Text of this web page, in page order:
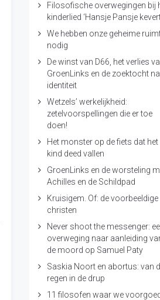
Filosofische overwegingen bij
kinderlied ‘Hansje Pansje
We hebben onze geheime
nodig
De winst van D66, het verlies
GroenLinks en de zoektocht
identiteit
Wetzels’ werkelijkheid:
zetelvoorspellingen die er toe
doen!
Het monster op de fiets dat het
kind deed vallen
GroenLinks en de worsteling
Achilles en de Schildpad
Kruisigem. Of: de voorbeeldige
christen
Never shoot the messenger:
overweging naar aanleiding
de moord op Samuel Paty
Saskia Noort en abortus: van
regen in de drup
11 filosofen waar we